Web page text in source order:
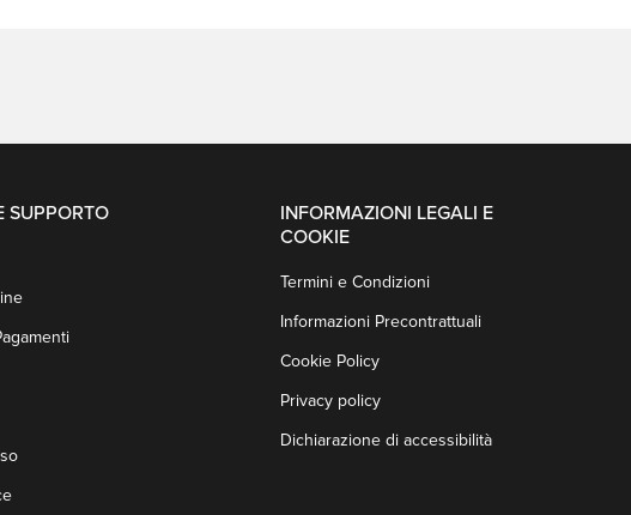
SUPPORTO
INFORMAZIONI LEGALI E
COOKIE
Termini e Condizioni
Informazioni Precontrattuali
Cookie Policy
Privacy policy
Dichiarazione di accessibilità